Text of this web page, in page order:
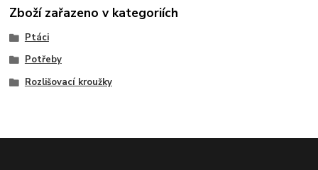
Zboží zařazeno v kategoriích
Ptáci
Potřeby
Rozlišovací kroužky